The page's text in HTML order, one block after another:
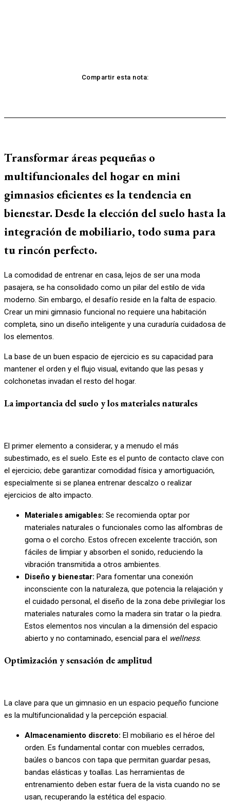
Transformar áreas pequeñas o
multifuncionales del hogar en mini
gimnasios eficientes es la tendencia en
bienestar. Desde la elección del suelo hasta la
integración de mobiliario, todo suma para
tu rincón perfecto.
La comodidad de entrenar en casa, lejos de ser una moda
pasajera, se ha consolidado como un pilar del estilo de vida
moderno. Sin embargo, el desafío reside en la falta de espacio.
Crear un mini gimnasio funcional no requiere una habitación
completa, sino un diseño inteligente y una curaduría cuidadosa de
los elementos.
La base de un buen espacio de ejercicio es su capacidad para
mantener el orden y el flujo visual, evitando que las pesas y
colchonetas invadan el resto del hogar.
La importancia del suelo y los materiales naturales
El primer elemento a considerar, y a menudo el más
subestimado, es el suelo. Este es el punto de contacto clave con
el ejercicio; debe garantizar comodidad física y amortiguación,
especialmente si se planea entrenar descalzo o realizar
ejercicios de alto impacto.
Materiales amigables: Se recomienda optar por
materiales naturales o funcionales como las alfombras de
goma o el corcho. Estos ofrecen excelente tracción, son
fáciles de limpiar y absorben el sonido, reduciendo la
vibración transmitida a otros ambientes.
Diseño y bienestar: Para fomentar una conexión
inconsciente con la naturaleza, que potencia la relajación y
el cuidado personal, el diseño de la zona debe privilegiar los
materiales naturales como la madera sin tratar o la piedra.
Estos elementos nos vinculan a la dimensión del espacio
abierto y no contaminado, esencial para el wellness.
Optimización y sensación de amplitud
La clave para que un gimnasio en un espacio pequeño funcione
es la multifuncionalidad y la percepción espacial.
Almacenamiento discreto: El mobiliario es el héroe del
orden. Es fundamental contar con muebles cerrados,
baúles o bancos con tapa que permitan guardar pesas,
bandas elásticas y toallas. Las herramientas de
entrenamiento deben estar fuera de la vista cuando no se
usan, recuperando la estética del espacio.
Compartir esta nota: